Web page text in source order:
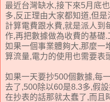
最近台灣缺水,接下來5月底
多,反正理由大家都知道,但
計算電費跟水費,就是派人到
作,再把數據做為收費的基礎
如果一個事業體夠大,那麼一
算流量,電力的使用也需要表
如果一天要抄500個數據,每
去了,500除以60是8.3多,假
在抄表的話那就太蠢了,而且